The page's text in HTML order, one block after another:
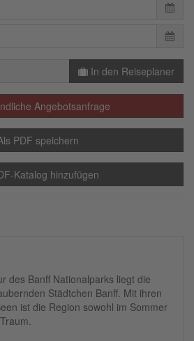
In den Reiseplaner
Angebotsanfrage
PDF speichern
Katalog hinzufügen
des Banff Nationalparks liegt die
Städtchen Banff. Mit ihren
ist die Region sowohl im Sommer